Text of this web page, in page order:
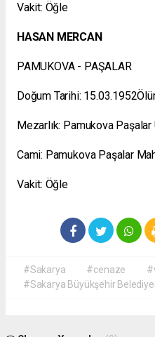
Vakit: Öğle
HASAN MERCAN
PAMUKOVA - PAŞALAR
Doğum Tarihi:
Mezarlık: Pamukova
Cami: Pamukova Paşalar
Vakit: Öğle
#Sakarya #cenaze
#Sakarya Büyükşehir